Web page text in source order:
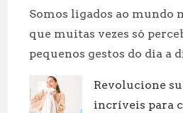
Somos ligados ao mundo
que muitas vezes só
pequenos gestos do dia a
Revolucione
incríveis para